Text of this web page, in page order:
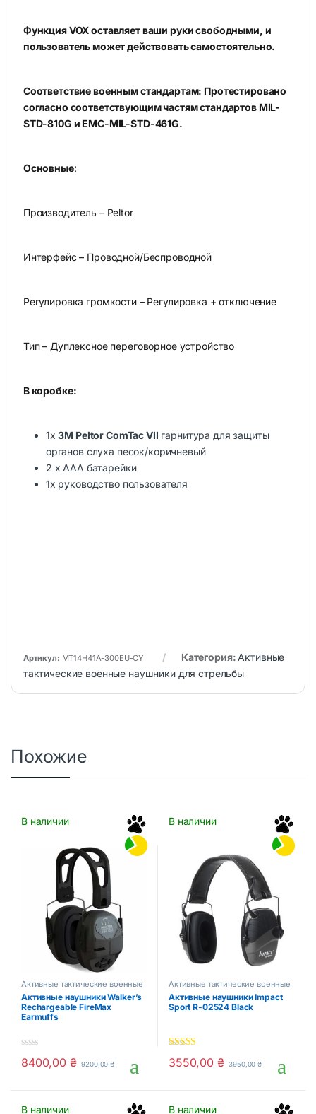
Функция VOX оставляет ваши руки свободными, и
пользователь может действовать самостоятельно.
Соответствие военным стандартам: Протестировано
согласно соответствующим частям стандартов MIL-
STD-810G и EMC-MIL-STD-461G.
Основные:
Производитель – Peltor
Интерфейс – Проводной/Беспроводной
Регулировка громкости – Регулировка + отключение
Тип – Дуплексное переговорное устройство
В коробке:
1x3M Peltor ComTac VII гарнитура для защиты
органов слуха песок/коричневый
2 х ААА батарейки
1x руководство пользователя
Артикул: MT14H41A-300EU-CY Категория: Активные
тактические военные наушники для стрельбы
Похожие
В наличии
Активные тактические военные
наушники для стрельбы
Активные наушники Walker’s
Rechargeable FireMax
Earmuffs
0
o
f
8400,00 ₴ 9200,00₴
В наличии
Активные тактические военные
наушники для стрельбы
Активные наушники Impact
Sport R-02524 Black
5.00out of 5
3550,00 ₴ 3950,00₴
В наличии В наличии